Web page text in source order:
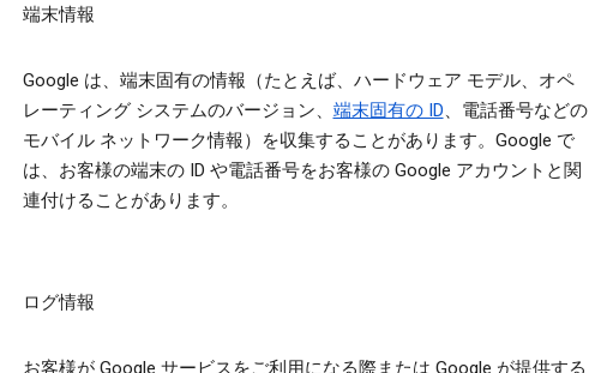
端末情報
Google は、端末固有の情報（たとえば、ハードウェア モデル、オペ
レーティング システムのバージョン、 端末固有の ID、電話番号などの
モバイル ネットワーク情報）を収集することがあります。Google で
は、お客様の端末の ID や電話番号をお客様の Google アカウントと関
連付けることがあります。
ログ情報
お客様が Google サービスをご利用になる際または Google が提供する